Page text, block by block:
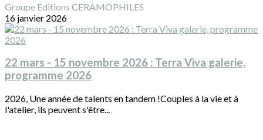
Groupe Editions CERAMOPHILES
16 janvier 2026
22 mars - 15 novembre 2026 : Terra Viva galerie,
programme 2026
2026, Une année de talents en tandem !Couples à la vie et à
l'atelier, ils peuvent s'être...